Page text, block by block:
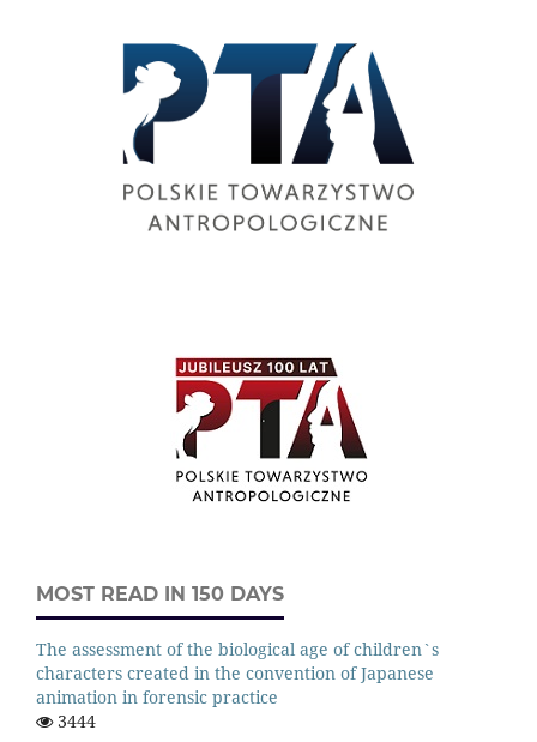
MOST READ IN 150 DAYS
The assessment of the biological age of children`s
characters created in the convention of Japanese
animation in forensic practice
3444